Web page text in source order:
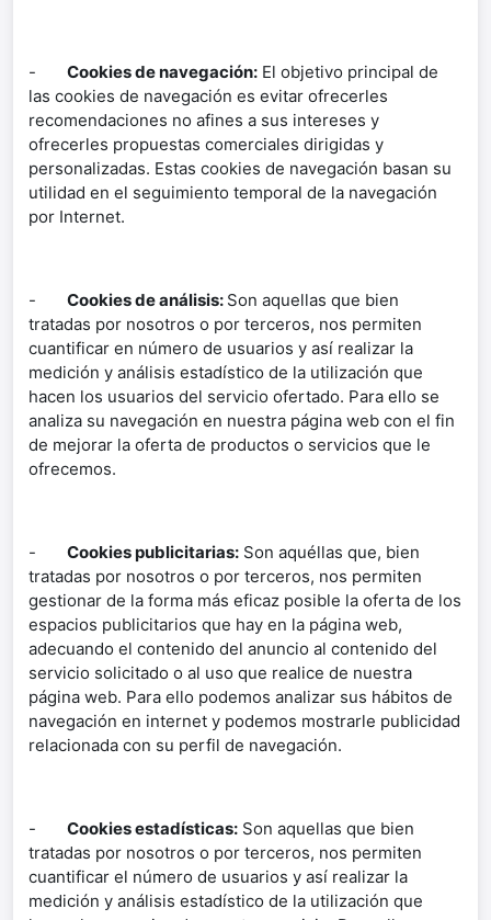
- Cookies de navegación: El objetivo principal de
las cookies de navegación es evitar ofrecerles
recomendaciones no afines a sus intereses y
ofrecerles propuestas comerciales dirigidas y
personalizadas. Estas cookies de navegación basan su
utilidad en el seguimiento temporal de la navegación
por Internet.
- Cookies de análisis: Son aquellas que bien
tratadas por nosotros o por terceros, nos permiten
cuantificar en número de usuarios y así realizar la
medición y análisis estadístico de la utilización que
hacen los usuarios del servicio ofertado. Para ello se
analiza su navegación en nuestra página web con el fin
de mejorar la oferta de productos o servicios que le
ofrecemos.
- Cookies publicitarias: Son aquéllas que, bien
tratadas por nosotros o por terceros, nos permiten
gestionar de la forma más eficaz posible la oferta de los
espacios publicitarios que hay en la página web,
adecuando el contenido del anuncio al contenido del
servicio solicitado o al uso que realice de nuestra
página web. Para ello podemos analizar sus hábitos de
navegación en internet y podemos mostrarle publicidad
relacionada con su perfil de navegación.
- Cookies estadísticas: Son aquellas que bien
tratadas por nosotros o por terceros, nos permiten
cuantificar el número de usuarios y así realizar la
medición y análisis estadístico de la utilización que